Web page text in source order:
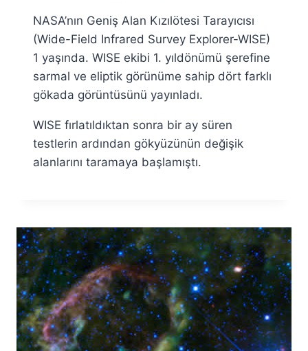
Fuat
Özyar
NASA’nın Geniş Alan Kızılötesi Tarayıcısı
(Wide-Field Infrared Survey Explorer-WISE)
1 yaşında. WISE ekibi 1. yıldönümü şerefine
sarmal ve eliptik görünüme sahip dört farklı
gökada görüntüsünü yayınladı.
WISE fırlatıldıktan sonra bir ay süren
testlerin ardından gökyüzünün değişik
alanlarını taramaya başlamıştı.